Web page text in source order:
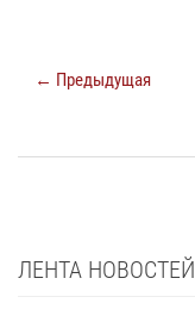
← Предыдущая
ЛЕНТА НОВОСТЕЙ